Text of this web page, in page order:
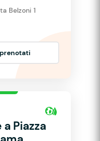
Belzoni 1
Piazza